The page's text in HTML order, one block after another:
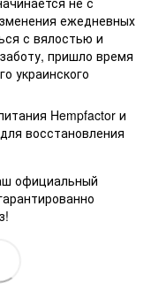
ежедневных
с вялостью и
пришло время
украинского
Hempfactor и
восстановления
официальный